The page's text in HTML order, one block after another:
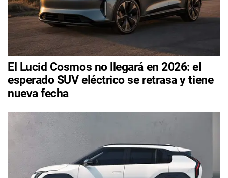
El Lucid Cosmos no llegará en 2026: el
esperado SUV eléctrico se retrasa y tiene
nueva fecha